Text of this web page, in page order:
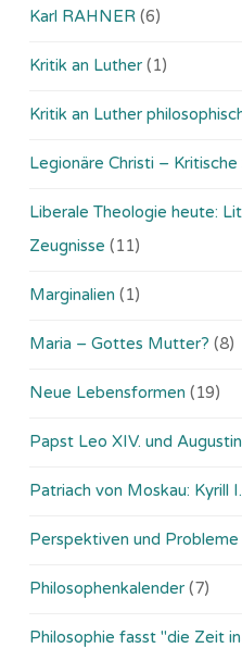
Karl RAHNER (6)
Kritik an Luther (1)
Kritik an Luther
Legionäre Christi – Kritische
Liberale Theologie heute:
Zeugnisse (11)
Marginalien (1)
Maria – Gottes Mutter? (8)
Neue Lebensformen (19)
Papst Leo XIV. und
Patriach von Moskau: Kyrill I.
Perspektiven und Probleme
Philosophenkalender (7)
Philosophie fasst "die Zeit